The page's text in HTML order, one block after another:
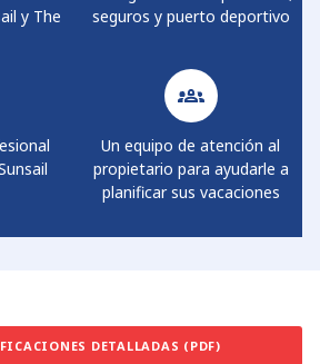
y The
seguros y puerto deportivo
Un equipo de atención al
propietario para ayudarle a
planificar sus vacaciones
DETALLADAS (PDF)